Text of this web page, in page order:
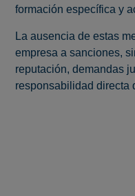
formación específica y
La ausencia de estas
empresa a sanciones,
reputación, demandas
responsabilidad directa